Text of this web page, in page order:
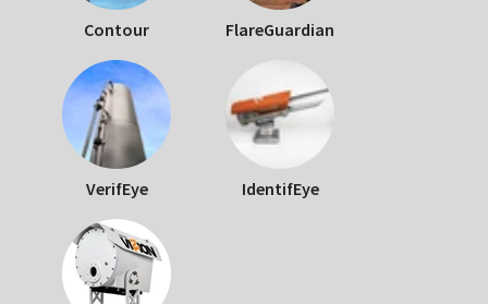
Contour FlareGuardian
VerifEye IdentifEye